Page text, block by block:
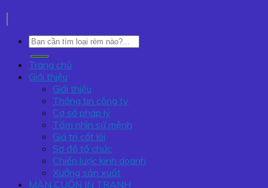
Tìm
kiếm:
Trang chủ
Giới thiệu
Giới thiệu
Thông tin công ty
Cơ sở pháp lý
Tầm nhìn sứ mệnh
Giá trị cốt lõi
Sơ đồ tổ chức
Chiến lược kinh doanh
Xưởng sản xuất
MÀN CUỐN IN TRANH